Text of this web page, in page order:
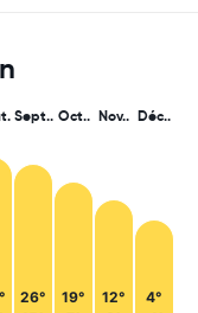
Sept..
26°
Oct..
19°
Nov..
12°
Déc..
4°